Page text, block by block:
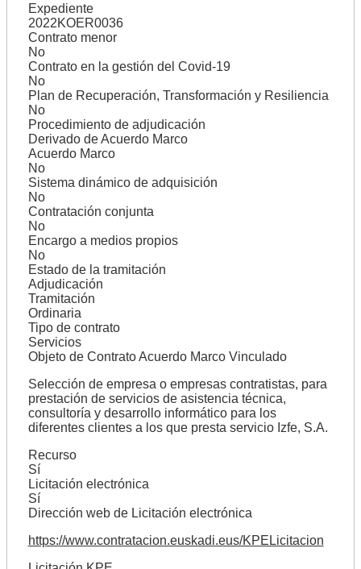
Expediente
2022KOER0036
Contrato menor
No
Contrato en la gestión del Covid-19
No
Plan de Recuperación, Transformación y Resiliencia
No
Procedimiento de adjudicación
Derivado de Acuerdo Marco
Acuerdo Marco
No
Sistema dinámico de adquisición
No
Contratación conjunta
No
Encargo a medios propios
No
Estado de la tramitación
Adjudicación
Tramitación
Ordinaria
Tipo de contrato
Servicios
Objeto de Contrato Acuerdo Marco Vinculado
Selección de empresa o empresas contratistas, para
prestación de servicios de asistencia técnica,
consultoría y desarrollo informático para los
diferentes clientes a los que presta servicio Izfe, S.A.
Recurso
Sí
Licitación electrónica
Sí
Dirección web de Licitación electrónica
https://www.contratacion.euskadi.eus/KPELicitacion